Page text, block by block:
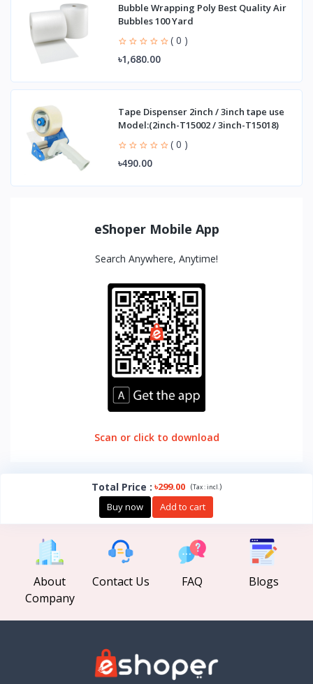
Bubble Wrapping Poly Best Quality Air
Bubbles 100 Yard
( 0 )
৳1,680.00
Tape Dispenser 2inch / 3inch tape use
Model:(2inch-T15002 / 3inch-T15018)
( 0 )
৳490.00
eShoper Mobile App
Search Anywhere, Anytime!
Scan or click to download
Total Price : ৳299.00 (Tax :incl. )
Buy now Add to cart
About
Company
Contact Us FAQ Blogs